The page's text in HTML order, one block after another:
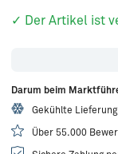
✓ Der Artikel ist
Darum beim
Gekühlte
Über 55.000